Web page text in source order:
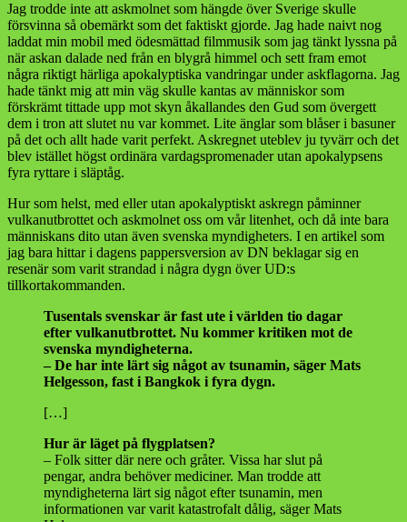
Jag trodde inte att askmolnet som hängde över Sverige skulle
försvinna så obemärkt som det faktiskt gjorde. Jag hade naivt nog
laddat min mobil med ödesmättad filmmusik som jag tänkt lyssna på
när askan dalade ned från en blygrå himmel och sett fram emot
några riktigt härliga apokalyptiska vandringar under askflagorna. Jag
hade tänkt mig att min väg skulle kantas av människor som
förskrämt tittade upp mot skyn åkallandes den Gud som övergett
dem i tron att slutet nu var kommet. Lite änglar som blåser i basuner
på det och allt hade varit perfekt. Askregnet uteblev ju tyvärr och det
blev istället högst ordinära vardagspromenader utan apokalypsens
fyra ryttare i släptåg.
Hur som helst, med eller utan apokalyptiskt askregn påminner
vulkanutbrottet och askmolnet oss om vår litenhet, och då inte bara
människans dito utan även svenska myndigheters. I en artikel som
jag bara hittar i dagens pappersversion av DN beklagar sig en
resenär som varit strandad i några dygn över UD:s
tillkortakommanden.
Tusentals svenskar är fast ute i världen tio dagar
efter vulkanutbrottet. Nu kommer kritiken mot de
svenska myndigheterna.
– De har inte lärt sig något av tsunamin, säger Mats
Helgesson, fast i Bangkok i fyra dygn.
[…]
Hur är läget på flygplatsen?
– Folk sitter där nere och gråter. Vissa har slut på
pengar, andra behöver mediciner. Man trodde att
myndigheterna lärt sig något efter tsunamin, men
informationen var varit katastrofalt dålig, säger Mats